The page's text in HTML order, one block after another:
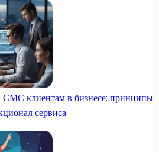
СМС клиентам в бизнесе: принципы
сервиса